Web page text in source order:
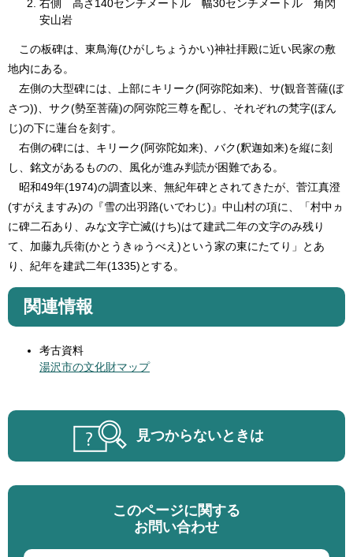
右側 高さ140センチメートル 幅30センチメートル 角閃
安山岩
この板碑は、東鳥海(ひがしちょうかい)神社拝殿に近い民家の敷
地内にある。
左側の大型碑には、上部にキリーク(阿弥陀如来)、サ(観音菩薩(ぼ
さつ))、サク(勢至菩薩)の阿弥陀三尊を配し、それぞれの梵字(ぼん
じ)の下に蓮台を刻す。
右側の碑には、キリーク(阿弥陀如来)、バク(釈迦如来)を縦に刻
し、銘文があるものの、風化が進み判読が困難である。
昭和49年(1974)の調査以来、無紀年碑とされてきたが、菅江真澄
(すがえますみ)の『雪の出羽路(いでわじ)』中山村の項に、「村中ヵ
に碑二石あり、みな文字亡滅(けち)はて建武二年の文字のみ残り
て、加藤九兵衛(かとうきゅうべえ)という家の東にたてり」とあ
り、紀年を建武二年(1335)とする。
関連情報
考古資料
湯沢市の文化財マップ
見つからないときは
このページに関する
お問い合わせ